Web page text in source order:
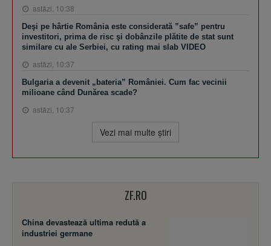
astăzi, 10:38
Deşi pe hârtie România este considerată ”safe” pentru
investitori, prima de risc şi dobânzile plătite de stat sunt
similare cu ale Serbiei, cu rating mai slab VIDEO
astăzi, 10:37
Bulgaria a devenit „bateria” României. Cum fac vecinii
milioane când Dunărea scade?
astăzi, 10:37
Vezi mai multe ştiri
ZF.RO
China devastează ultima redută a
industriei germane